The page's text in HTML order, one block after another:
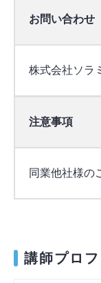
お問い合わせ
株式会社ソラ
注意事項
同業他社様の
講師プロ